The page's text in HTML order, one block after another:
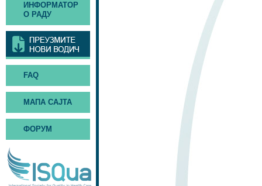
ИНФОРМАТОР
О РАДУ
FAQ
МАПА САЈТА
ФОРУМ